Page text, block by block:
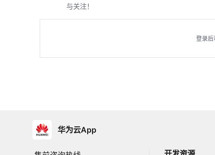
与关注！
登录后
华为云App